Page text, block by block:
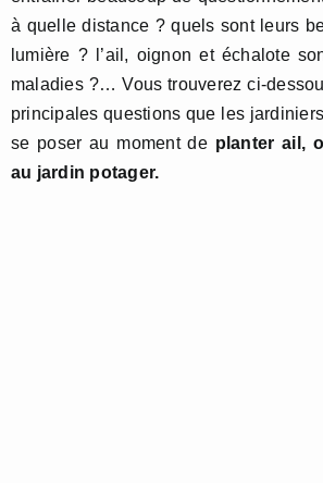
à quelle distance ? quels sont leurs
lumière ? l’ail, oignon et échalote
maladies ?… Vous trouverez ci-
principales questions que les
se poser au moment deplanter ail,
au jardin potager.